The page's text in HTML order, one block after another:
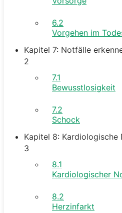
6.2
Vorgehen im
Kapitel 7: Notfälle
2
7.1
Bewusstlosigkeit
7.2
Schock
Kapitel 8: Kardiologische
3
8.1
Kardiologischer
8.2
Herzinfarkt